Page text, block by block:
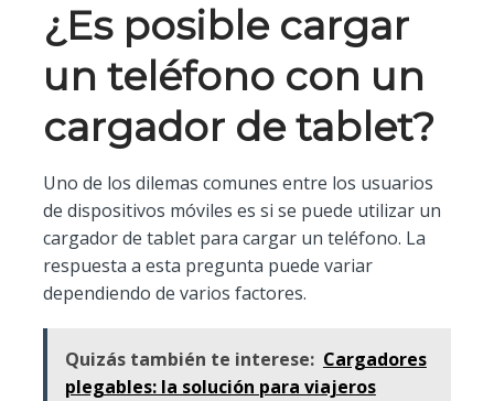
¿Es posible cargar
un teléfono con un
cargador de tablet?
Uno de los dilemas comunes entre los usuarios
de dispositivos móviles es si se puede utilizar un
cargador de tablet para cargar un teléfono. La
respuesta a esta pregunta puede variar
dependiendo de varios factores.
Quizás también te interese: Cargadores
plegables: la solución para viajeros